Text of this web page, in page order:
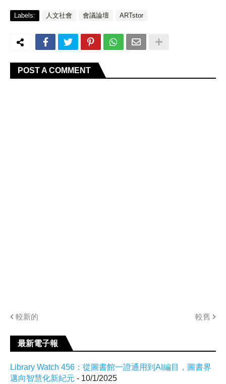
Labels: 人文社會 會議論壇 ARTstor
POST A COMMENT
較新的 較舊
最新電子報
Library Watch 456：從圖書館一證通用到AI編目，圖書界
邁向智慧化新紀元 - 10/1/2025